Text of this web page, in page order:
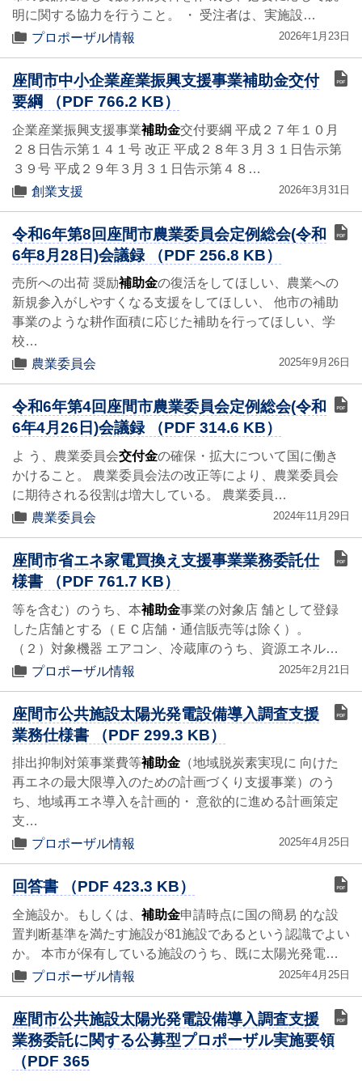
明に関する協力を行うこと。 ・ 受注者は、実施設…
プロポーザル情報
2026年1月23日
座間市中小企業産業振興支援事業補助金交付
要綱 （PDF 766.2 KB）
企業産業振興支援事業補助金交付要綱 平成２７年１０月
２８日告示第１４１号 改正 平成２８年３月３１日告示第
３９号 平成２９年３月３１日告示第４８…
創業支援
2026年3月31日
令和6年第8回座間市農業委員会定例総会(令和
6年8月28日)会議録 （PDF 256.8 KB）
売所への出荷 奨励補助金の復活をしてほしい、農業への
新規参入がしやすくなる支援をしてほしい、 他市の補助
事業のような耕作面積に応じた補助を行ってほしい、学
校…
農業委員会
2025年9月26日
令和6年第4回座間市農業委員会定例総会(令和
6年4月26日)会議録 （PDF 314.6 KB）
よ う、農業委員会交付金の確保・拡大について国に働き
かけること。 農業委員会法の改正等により、農業委員会
に期待される役割は増大している。 農業委員…
農業委員会
2024年11月29日
座間市省エネ家電買換え支援事業業務委託仕
様書 （PDF 761.7 KB）
等を含む）のうち、本補助金事業の対象店 舗として登録
した店舗とする（ＥＣ店舗・通信販売等は除く）。
（２）対象機器 エアコン、冷蔵庫のうち、資源エネル…
プロポーザル情報
2025年2月21日
座間市公共施設太陽光発電設備導入調査支援
業務仕様書 （PDF 299.3 KB）
排出抑制対策事業費等補助金 （地域脱炭素実現に 向けた
再エネの最大限導入のための計画づくり支援事業）のう
ち、地域再エネ導入を計画的・ 意欲的に進める計画策定
支…
プロポーザル情報
2025年4月25日
回答書 （PDF 423.3 KB）
全施設か。もしくは、 補助金申請時点に国の簡易 的な設
置判断基準を満たす施設が81施設であるという認識でよい
か。 本市が保有している施設のうち、既に太陽光発電…
プロポーザル情報
2025年4月25日
座間市公共施設太陽光発電設備導入調査支援
業務委託に関する公募型プロポーザル実施要領
（PDF 365